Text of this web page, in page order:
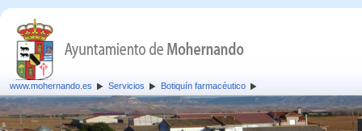
www.mohernando.es Servicios Botiquín farmacéutico